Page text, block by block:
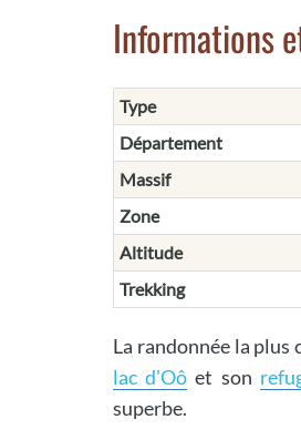
Informations
Type
Département
Massif
Zone
Altitude
Trekking
La randonnée la plus
lac d'Oô et son
superbe.